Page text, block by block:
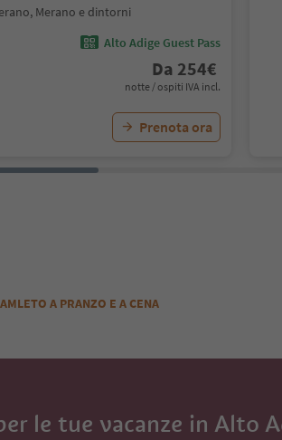
Merano e dintorni
Alto Adige Guest Pass
Da 254€
notte / ospiti IVA incl.
Prenota ora
AMLETO A PRANZO E A CENA
le tue vacanze in Alto